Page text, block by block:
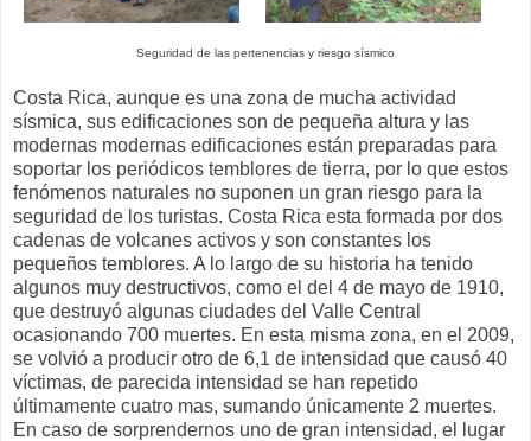
Seguridad de las pertenencias y riesgo sísmico
Costa Rica, aunque es una zona de mucha actividad
sísmica, sus edificaciones son de pequeña altura y las
modernas modernas edificaciones están preparadas para
soportar los periódicos temblores de tierra, por lo que estos
fenómenos naturales no suponen un gran riesgo para la
seguridad de los turistas. Costa Rica esta formada por dos
cadenas de volcanes activos y son constantes los
pequeños temblores. A lo largo de su historia ha tenido
algunos muy destructivos, como el del 4 de mayo de 1910,
que destruyó algunas ciudades del Valle Central
ocasionando 700 muertes. En esta misma zona, en el 2009,
se volvió a producir otro de 6,1 de intensidad que causó 40
víctimas, de parecida intensidad se han repetido
últimamente cuatro mas, sumando únicamente 2 muertes.
En caso de sorprendernos uno de gran intensidad, el lugar